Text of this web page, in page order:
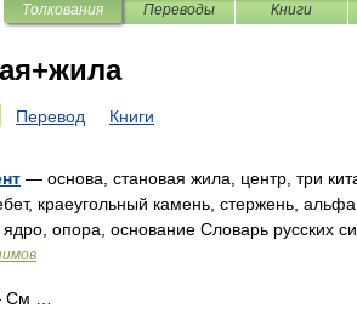
Толкования Переводы Книги
Перевод Книги
— основа, становая жила, центр, три
краеугольный камень, стержень,
ядро, опора, основание Словарь русских
…